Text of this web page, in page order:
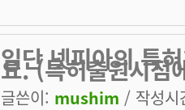
일단 넷피아의 특
요. (특허출원시점
글쓴이: mushim / 작성